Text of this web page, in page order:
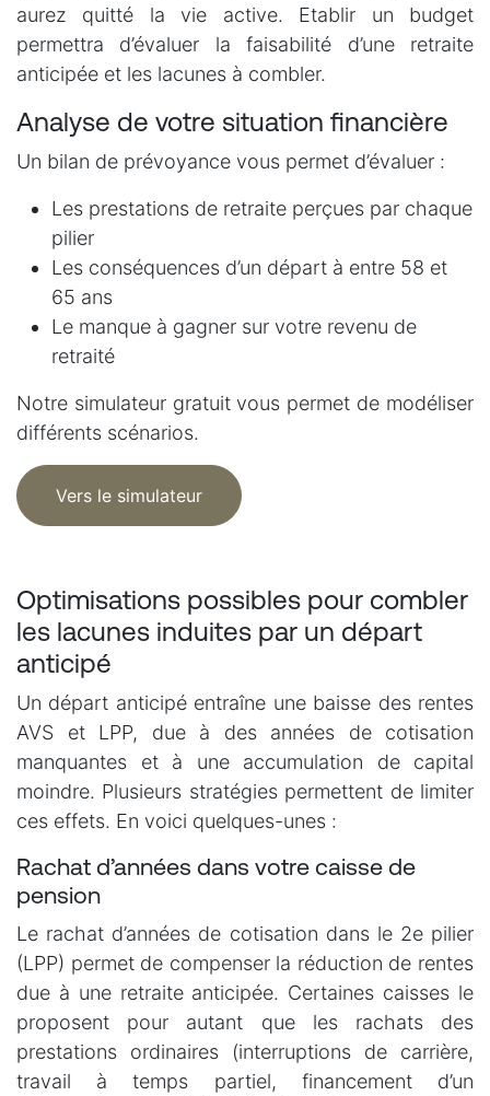
aurez quitté la vie active. Etablir un budget
permettra d’évaluer la faisabilité d’une retraite
anticipée et les lacunes à combler.
Analyse de votre situation financière
Un bilan de prévoyance vous permet d’évaluer :
Les prestations de retraite perçues par chaque
pilier
Les conséquences d’un départ à entre 58 et
65 ans
Le manque à gagner sur votre revenu de
retraité
Notre simulateur gratuit vous permet de modéliser
différents scénarios.
Vers le simulateur
Optimisations possibles pour combler
les lacunes induites par un départ
anticipé
Un départ anticipé entraîne une baisse des rentes
AVS et LPP, due à des années de cotisation
manquantes et à une accumulation de capital
moindre. Plusieurs stratégies permettent de limiter
ces effets. En voici quelques-unes :
Rachat d’années dans votre caisse de
pension
Le rachat d’années de cotisation dans le 2e pilier
(LPP) permet de compenser la réduction de rentes
due à une retraite anticipée. Certaines caisses le
proposent pour autant que les rachats des
prestations ordinaires (interruptions de carrière,
travail à temps partiel, financement d’un